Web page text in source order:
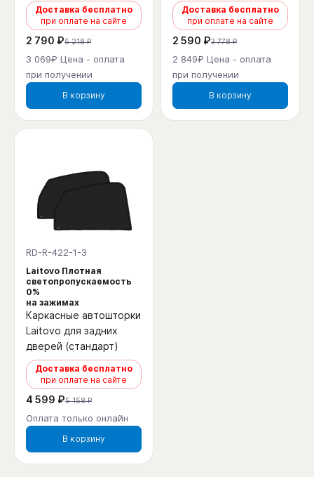
Доставка бесплатно
при оплате на сайте
2 790 ₽5 218 ₽
3 069₽ Цена - оплата
при получении
В корзину
Доставка бесплатно
при оплате на сайте
2 590 ₽3 778 ₽
2 849₽ Цена - оплата
при получении
В корзину
RD-R-422-1-3
Laitovo Плотная
светопропускаемость
0%
на зажимах
Каркасные автошторки
Laitovo для задних
дверей (стандарт)
Доставка бесплатно
при оплате на сайте
4 599 ₽5 158 ₽
Оплата только онлайн
В корзину